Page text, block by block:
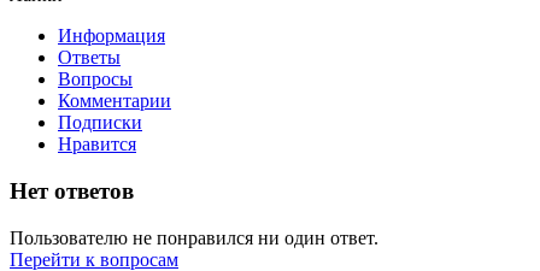
Информация
Ответы
Вопросы
Комментарии
Подписки
Нравится
Нет ответов
Пользователю не понравился ни один ответ.
Перейти к вопросам